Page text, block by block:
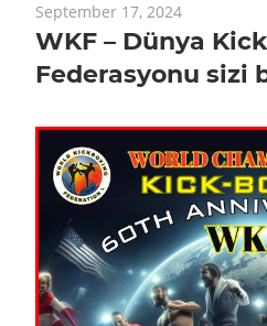
September 17, 2024
WKF – Dünya
Federasyonu sizi